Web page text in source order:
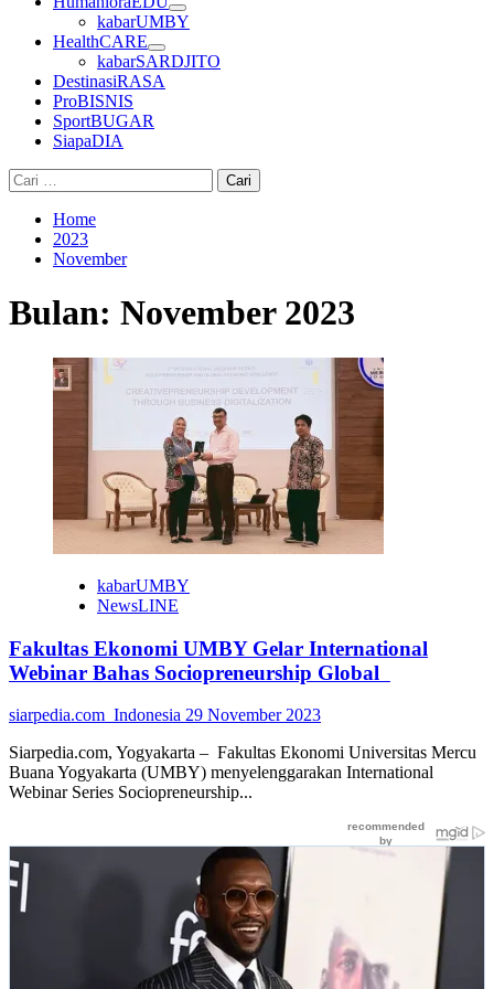
kabarUMBY
HealthCARE
kabarSARDJITO
DestinasiRASA
ProBISNIS
SportBUGAR
SiapaDIA
Cari
untuk:
Home
2023
November
Bulan: November 2023
kabarUMBY
NewsLINE
Fakultas Ekonomi UMBY Gelar International
Webinar Bahas Sociopreneurship Global
siarpedia.com_Indonesia 29 November 2023
Siarpedia.com, Yogyakarta – Fakultas Ekonomi Universitas Mercu
Buana Yogyakarta (UMBY) menyelenggarakan International
Webinar Series Sociopreneurship...